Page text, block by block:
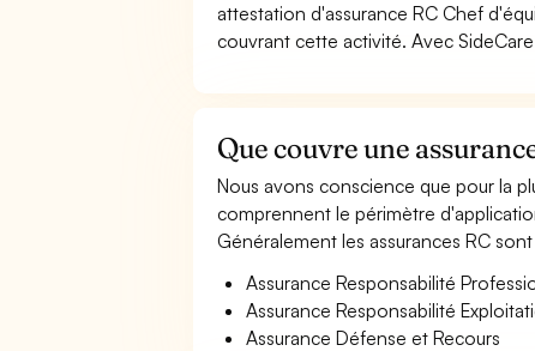
attestation d'assurance RC Chef
couvrant cette activité. Avec
Que couvre une
Nous avons conscience que pour la
comprennent le périmètre
Généralement les assurances RC
Assurance Responsabilité
Assurance Responsabilité
Assurance Défense et Recours